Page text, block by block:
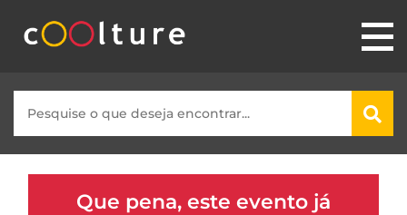
Que pena, este evento já